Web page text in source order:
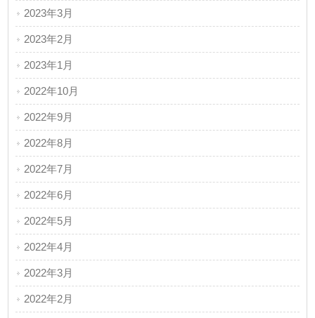
2023年3月
2023年2月
2023年1月
2022年10月
2022年9月
2022年8月
2022年7月
2022年6月
2022年5月
2022年4月
2022年3月
2022年2月